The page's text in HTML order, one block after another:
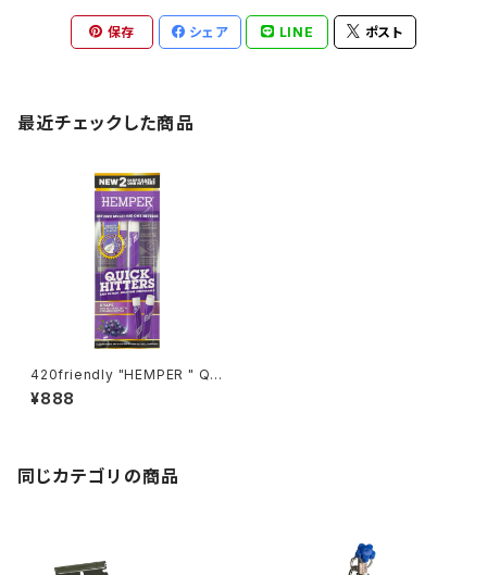
保存 シェア LINE ポスト
最近チェックした商品
420friendly "HEMPER " Qui
ck Hitters / 使い捨てワンヒッ
ター 420shibuyaおすすめ ( グ
¥888
同じカテゴリの商品